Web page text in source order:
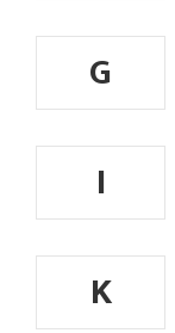
G
I
K